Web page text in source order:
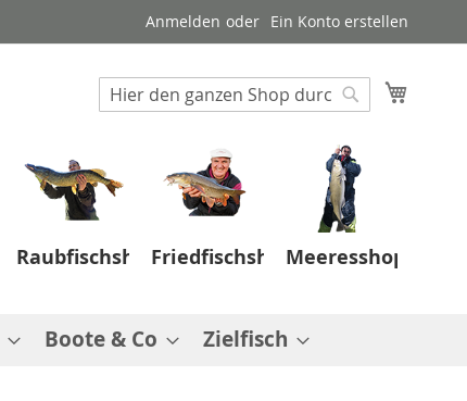
Anmelden Ein Konto erstellen
Suche
Suche
RaubfischshopFriedfischshopMeeresshop
Boote & Co Zielfisch